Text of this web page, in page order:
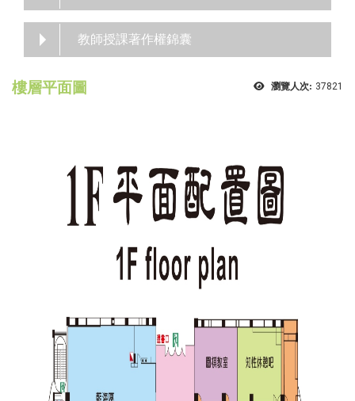
教師授課著作權錦囊
瀏覽人次: 37821
樓層平面圖